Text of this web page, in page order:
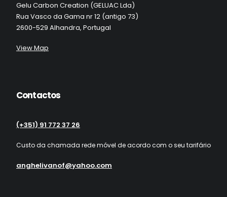
Gelu Carbon Creation (GELUAC Lda)
Rua Vasco da Gama nr 12 (antigo 73)
2600-529 Alhandra, Portugal
View Map
Contactos
(+351) 91 772 37 26
Custo da chamada rede móvel de acordo com o seu tarifário
anghelivanof@yahoo.com